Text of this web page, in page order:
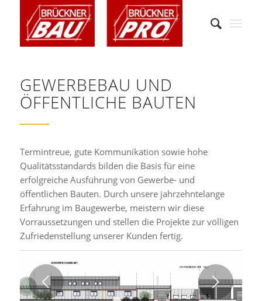
GEWERBEBAU UND
ÖFFENTLICHE BAUTEN
Termintreue, gute Kommunikation sowie hohe
Qualitätsstandards bilden die Basis für eine
erfolgreiche Ausführung von Gewerbe- und
öffentlichen Bauten. Durch unsere jahrzehntelange
Erfahrung im Baugewerbe, meistern wir diese
Vorraussetzungen und stellen die Projekte zur völligen
Zufriedenstellung unserer Kunden fertig.
Weiter